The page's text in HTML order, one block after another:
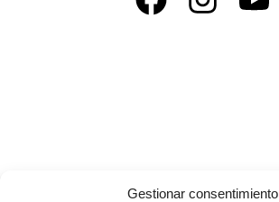
Gestionar consentimiento